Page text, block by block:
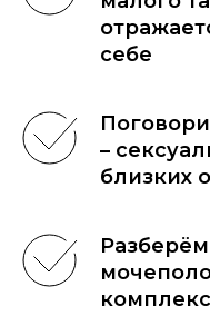
себе
–
близких